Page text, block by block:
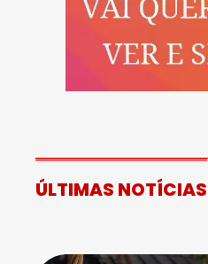
ÚLTIMAS NOTÍCIAS